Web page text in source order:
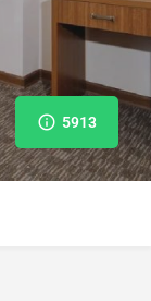
5913